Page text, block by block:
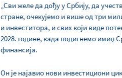
„Сви желе да дођу у Србију, да
стране, очекујемо и више од три
и инвеститора, и свих који виде
2028. године, када подигнемо имиџ
финансија.
Он је најавио нови инвестициони